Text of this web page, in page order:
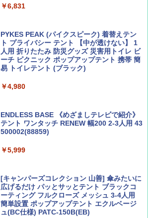
￥1,500
AIRLINE（エアライン）2026年9月号【特
集】ボーイング110周年を祝して！
￥2,479
ァキア 2026～2027 地球の歩き方A ヨーロッ
￥2,277
新しい日本地理 地図・統計・移動から読み
解く (講談社現代新書)
￥6,831
PYKES PEAK (パイクスピーク) 着替えテン
ト プライバシー テント 【中が透けない】 1
人用 折りたたみ 防災グッズ 災害用トイレ ビ
ーチ ピクニック ポップアップテント 携帯 簡
易 トイレテント (ブラック)
￥4,980
ENDLESS BASE 《めざましテレビで紹介》
テント ワンタッチ RENEW 幅200 2-3人用 43
500002(88859)
￥5,999
[キャンパーズコレクション 山善] 傘みたいに
広げるだけ パッとサッとテント ブラックコ
ーティング フルクローズ メッシュ 3-4人用
簡単設置 ポップアップテント エクルベージ
ュ(BC仕様) PATC-150B(EB)